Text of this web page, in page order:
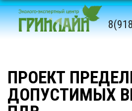
ПРОЕКТ
ДОПУСТИМЫХ